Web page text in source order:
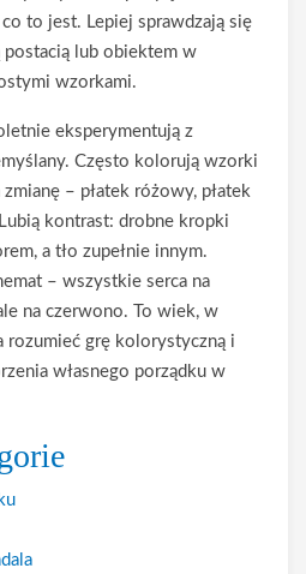
to jest. Lepiej sprawdzają się
lub obiektem w
wzorkami.
eksperymentują z
Często kolorują wzorki
– płatek różowy, płatek
kontrast: drobne kropki
a tło zupełnie innym.
– wszystkie serca na
na czerwono. To wiek, w
rozumieć grę kolorystyczną i
własnego porządku w